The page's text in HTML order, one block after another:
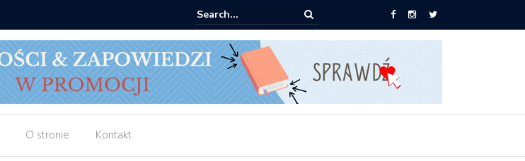
Matras: 10 książek za 69 zł
O stronie Kontakt